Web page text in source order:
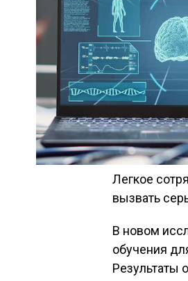
Легкое
вызвать
В новом
обучения
Результаты